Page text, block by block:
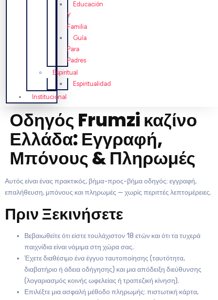
Educación
Y
Familia
Guía
Para
Padres
Espiritual
Espiritualidad
Institucional
Οδηγός Frumzi καζίνο
Ελλάδα: Εγγραφή,
Μπόνους & Πληρωμές
Αυτός είναι ένας πρακτικός, βήμα-προς-βήμα οδηγός: εγγραφή,
επαλήθευση, μπόνους και πληρωμές — χωρίς περιττές λεπτομέρειες.
Πριν Ξεκινήσετε
Βεβαιωθείτε ότι είστε τουλάχιστον 18 ετών και ότι τα τυχερά
παιχνίδια είναι νόμιμα στη χώρα σας.
Έχετε διαθέσιμο ένα έγγυο ταυτοποίησης (ταυτότητα,
διαβατήριο ή άδεια οδήγησης) και μια απόδειξη διεύθυνσης
(λογαριασμός κοινής ωφελείας ή τραπεζική κίνηση).
Επιλέξτε μια ασφαλή μέθοδο πληρωμής: πιστωτική κάρτα,